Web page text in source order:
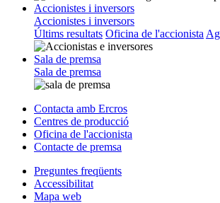
Accionistes i inversors
Accionistes i inversors
Últims resultats Oficina de l'accionista
Sala de premsa
Sala de premsa
Contacta amb Ercros
Centres de producció
Oficina de l'accionista
Contacte de premsa
Preguntes freqüents
Accessibilitat
Mapa web